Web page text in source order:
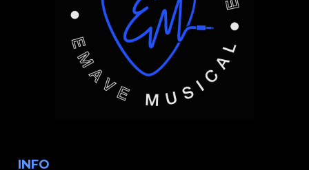
INFO